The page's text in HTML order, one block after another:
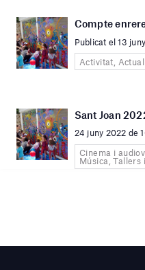
Compte
Publicat el 13
Activitat,
Sant Joan
24 juny 2022 de
Cinema i
Música, Tallers